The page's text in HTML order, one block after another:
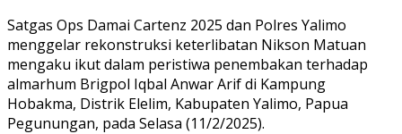
Satgas Ops Damai Cartenz 2025 dan Polres Yalimo
menggelar rekonstruksi keterlibatan Nikson Matuan
mengaku ikut dalam peristiwa penembakan terhadap
almarhum Brigpol Iqbal Anwar Arif di Kampung
Hobakma, Distrik Elelim, Kabupaten Yalimo, Papua
Pegunungan, pada Selasa (11/2/2025).